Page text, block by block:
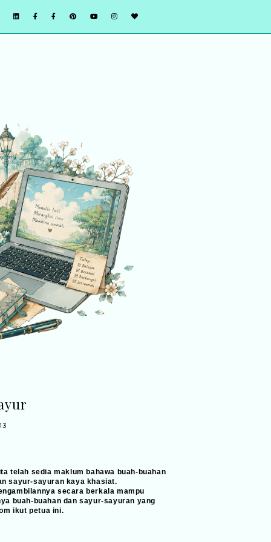
telah sedia maklum bahawa buah-buahan
sayur-sayuran kaya khasiat.
secara berkala mampu
buah-buahan dan sayur-sayuran yang
ikut petua ini.